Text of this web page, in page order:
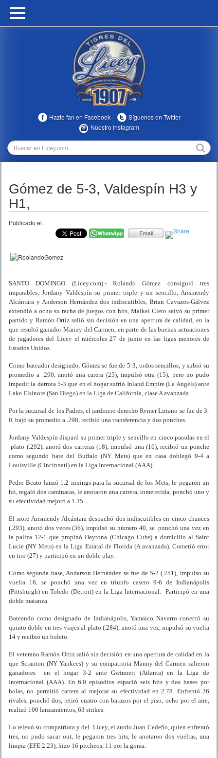
HOME
MULTIMEDIA
TEMPORADAS
Hazte fan en Facebook
Síguenos en Twitter
Nuestro Instagram
Gómez de 5-3, Valdespín H3 y
H1,
Publicado el .
SANTO DOMINGO (Licey.com).- Rolando Gómez consiguió tres
imparables, Jordany Valdespín su primer triple y un sencillo, Arismendy
Alcántara y Anderson Hernández dos indiscutibles, Brian Cavazos-Gálvez
extendió a ocho su racha de juegos con hits, Maikel Cleto salvó su primer
partido y Ramón Ortiz salió sin decisión en una apertura de calidad, en la
que resultó ganador Manny del Carmen, en parte de las buenas actuaciones
de jugadores del Licey el miércoles 27 de junio en las ligas menores de
Estados Unidos.
Como bateador designado, Gómez se fue de 5-3, todos sencillos, y subió su
promedio a .290, anotó una carera (25), impulsó otra (15), pero no pudo
impedir la derrota 5-3 que en el hogar sufrió Inland Empire (La Angels) ante
Lake Elsinore (San Diego) en la Liga de California, clase A avanzada.
Por la sucursal de los Padres, el jardinero derecho Rymer Liriano se fue de 3-
0, bajó su promedio a .298, recibió una transferencia y dos ponches.
Jordany Valdespín disparó su primer triple y sencillo en cinco paradas en el
plato (.292), anotó dos carreras (18), impulsó una (16), recibió un ponche
como segundo bate del Buffalo (NY Mets) que en casa doblegó 9-4 a
Louisville (Cincinnati) en la Liga Internacional (AAA).
Pedro Beato lanzó 1.2 innings para la sucursal de los Mets, le pegaron un
hit, regaló dos caminatas, le anotaron una carrera, inmerecida, ponchó uno y
su efectividad mejoró a 1.35.
El siore Arismendy Alcántara despachó dos indiscutibles en cinco chances
(.293), anotó dos veces (36), impulsó su número 40, se ponchó una vez en
la paliza 12-1 que propinó Daytona (Chicago Cubs) a domicilio al Saint
Lucie (NY Mets) en la Liga Estatal de Florida (A avanzada). Cometió error
en tiro (27) y participó en un doble play.
Como segunda base, Anderson Hernández se fue de 5-2 (.251), impulso su
vuelta 16, se ponchó una vez en triunfo casero 9-6 de Indianápolis
(Pittsburgh) en Toledo (Detroit) en la Liga Internacional. Participó en una
doble matanza.
Bateando como designado de Indianápolis, Yamaico Navarro conectó su
quinto doble en tres viajes al plato (.284), anotó una vez, impulsó su vuelta
14 y recibió un boleto.
El veterano Ramón Ortiz salió sin decisión en una apertura de calidad en la
que Scranton (NY Yankees) y su compatriota Manny del Carmen salieron
ganadores en el hogar 3-2 ante Gwinnett (Atlanta) en la Liga de
Internacional (AAA). En 6.0 episodios espació seis hits y dos bases por
bolas, no permitió carrera al mejorar su efectividad en 2.78. Enfrentó 26
rivales, ponchó dos, retiró cuatro con batazos por el piso, ocho por el aire,
realizó 100 lanzamientos, 63 strikes.
Lo relevó su compatriota y del Licey, el zurdo Juan Cedeño, quien enfrentó
tres, no pudo sacar out, le pegaron tres hits, le anotaron dos vueltas, una
limpia (EFE 2.23), hizo 16 pitcheos, 11 por la goma.